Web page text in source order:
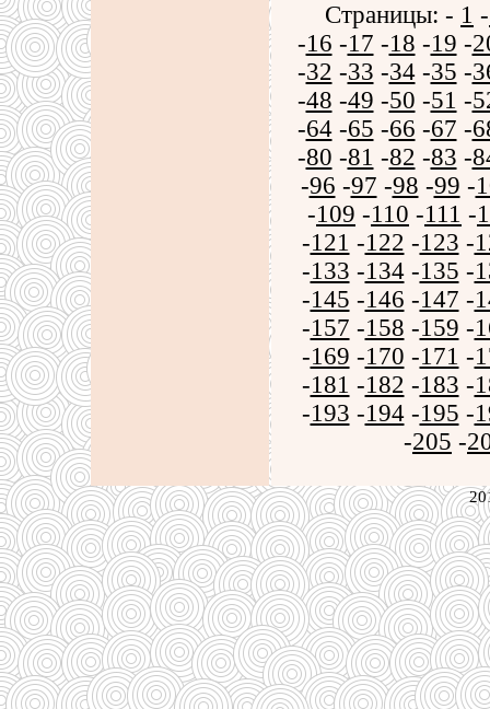
Страницы: - 1 -
-16 -17 -18 -19 -
-32 -33 -34-35 -
-48 -49 -50 -51 -
-64-65 -66 -67 -
-80 -81 -82 -83 -
-96 -97 -98 -99 -
-109 -110 -111 -
-121 -122 -123 -
-133 -134-135 -
-145 -146 -147 -
-157 -158 -159 -
-169 -170 -171 -
-181 -182 -183 -
-193 -194-195 -
-205 -